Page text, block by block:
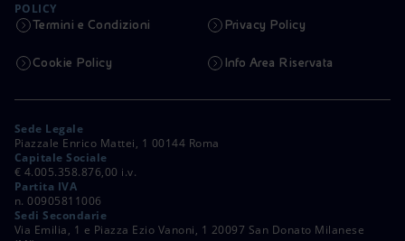
POLICY
Termini e Condizioni Privacy Policy
Cookie Policy Info Area Riservata
Sede Legale
Piazzale Enrico Mattei, 1 00144 Roma
Capitale Sociale
€ 4.005.358.876,00 i.v.
Partita IVA
n. 00905811006
Sedi Secondarie
Via Emilia, 1 e Piazza Ezio Vanoni, 1 20097 San Donato Milanese